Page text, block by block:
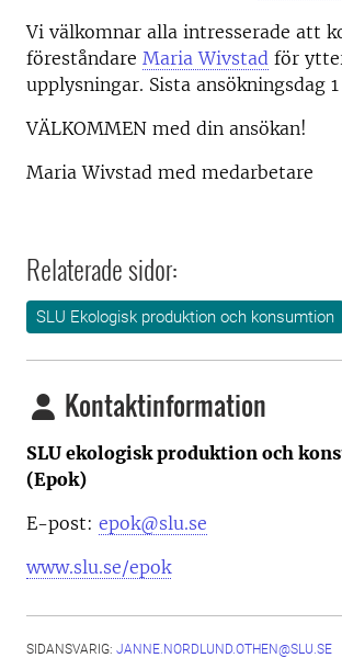
Vi välkomnar alla intresserade att
föreståndare Maria Wivstad för
upplysningar. Sista ansökningsdag
VÄLKOMMEN med din ansökan!
Maria Wivstad med medarbetare
Relaterade sidor:
SLU Ekologisk produktion och konsumtion
Kontaktinformation
SLU ekologisk produktion och
(Epok)
E-post: epok@slu.se
www.slu.se/epok
SIDANSVARIG: JANNE.NORDLUND.OTHEN@SLU.SE